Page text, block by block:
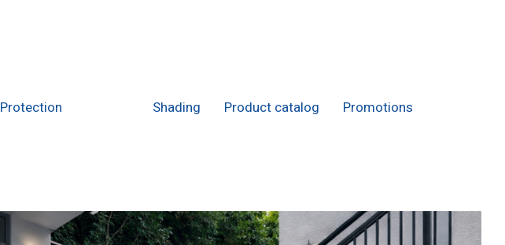
Protection Shading Product catalog Promotions